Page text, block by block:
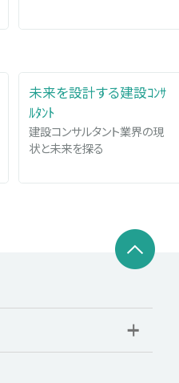
未来を設計する建設ｺﾝｻ
ﾙﾀﾝﾄ
建設コンサルタント業界の現
状と未来を探る